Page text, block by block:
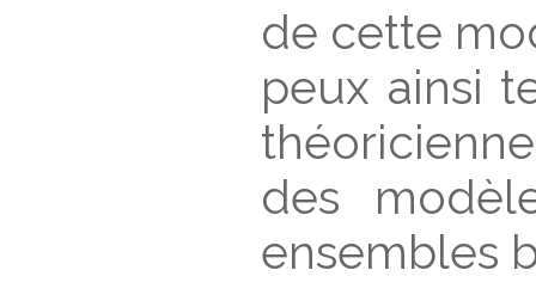
de cette
peux ainsi
des
ensembles